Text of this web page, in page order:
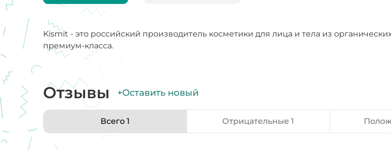
Kismit - это российский производитель косметики для лица и тела из
премиум-класса.
Отзывы +Оставить новый
Всего 1 Отрицательные 1